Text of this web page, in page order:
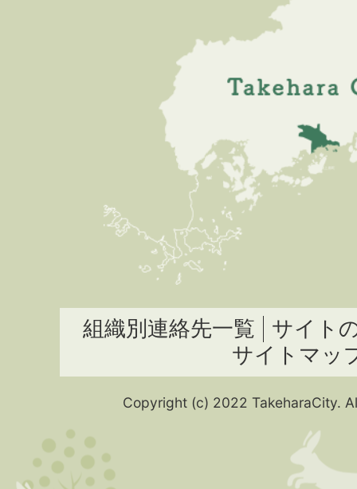
組織別連絡先一覧
サイト
サイトマッ
Copyright (c) 2022 TakeharaCity.